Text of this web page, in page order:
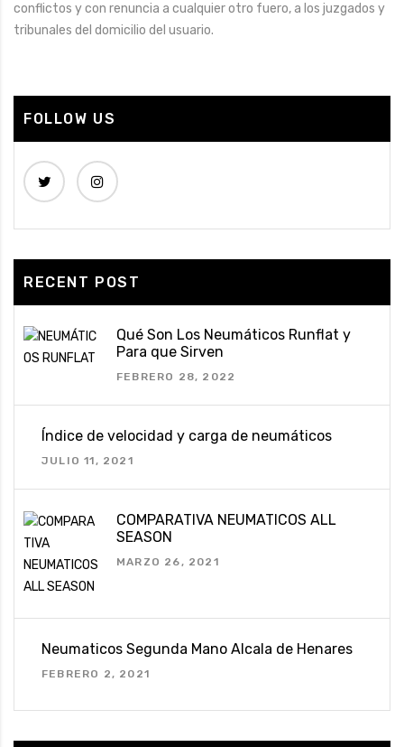
conflictos y con renuncia a cualquier otro fuero, a los juzgados y
tribunales del domicilio del usuario.
FOLLOW US
RECENT POST
Qué Son Los Neumáticos Runflat y
Para que Sirven
FEBRERO 28, 2022
Índice de velocidad y carga de neumáticos
JULIO 11, 2021
COMPARATIVA NEUMATICOS ALL
SEASON
MARZO 26, 2021
Neumaticos Segunda Mano Alcala de Henares
FEBRERO 2, 2021